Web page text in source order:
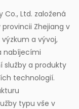
Ltd. založená
Zhejiang v
a vývoj,
nabíjecími
služby a produkty
technologií.
typu vše v